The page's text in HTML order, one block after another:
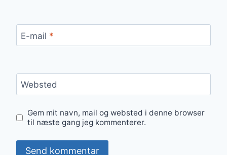
E-mail *
Websted
Gem mit navn, mail og websted i denne browser
til næste gang jeg kommenterer.